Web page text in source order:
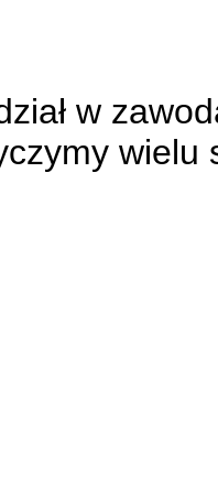
w
wielu